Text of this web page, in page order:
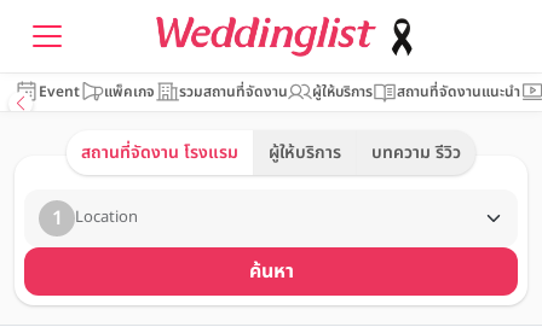
Event แพ็คเกจ รวมสถานที่จัดงาน ผู้ให้บริการ สถานที่จัดงานแนะนำ
สถานที่จัดงาน โรงแรม ผู้ให้บริการ บทความ รีวิว
1 Location
ค้นหา